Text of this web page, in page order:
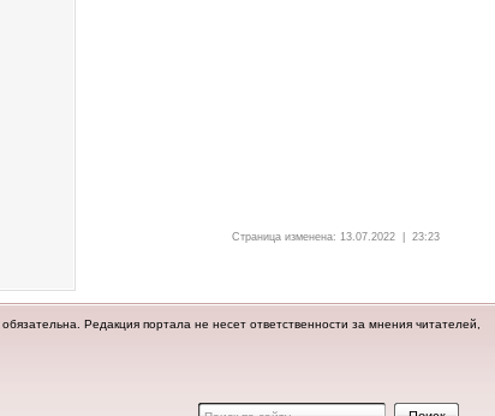
Страница изменена: 13.07.2022 | 23:23
обязательна. Редакция портала не несет ответственности за мнения читателей,